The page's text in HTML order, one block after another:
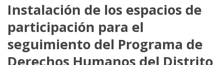
La ONU-DH en México
Vacantes ONU-DH México
ONU-DH en el tiempo
Instalación de los espacios de
participación para el
seguimiento del Programa de
Derechos Humanos del Distrito